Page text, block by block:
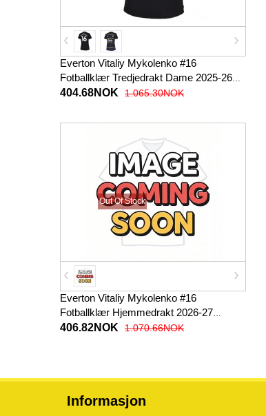
Everton Vitaliy Mykolenko #16
Fotballklær Tredjedrakt Dame 2025-26
Kortermet
404.68NOK 1.065.30NOK
Out Of Stock
Everton Vitaliy Mykolenko #16
Fotballklær Hjemmedrakt 2026-27
Kortermet
406.82NOK 1.070.66NOK
Informasjon